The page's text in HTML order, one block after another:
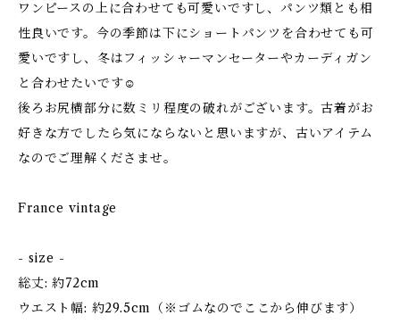
ワンピースの上に合わせても可愛いですし、パンツ類とも相
性良いです。今の季節は下にショートパンツを合わせても可
愛いですし、冬はフィッシャーマンセーターやカーディガン
と合わせたいです☺
後ろお尻横部分に数ミリ程度の破れがございます。古着がお
好きな方でしたら気にならないと思いますが、古いアイテム
なのでご理解くださませ。
France vintage
- size -
総丈: 約72cm
ウエスト幅: 約29.5cm（※ゴムなのでここから伸びます）